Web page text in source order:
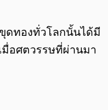
ดทองทั่วโลกนั้นได้มี
มื่อศตวรรษที่ผ่านมา